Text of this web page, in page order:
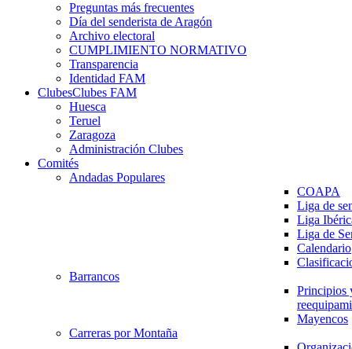
Preguntas más frecuentes
Día del senderista de Aragón
Archivo electoral
CUMPLIMIENTO NORMATIVO
Transparencia
Identidad FAM
ClubesClubes FAM
Huesca
Teruel
Zaragoza
Administración Clubes
Comités
Andadas Populares
COAPA
Liga de
Liga
Liga de
Calendario
Barrancos
Principios
Mayencos
Carreras por Montaña